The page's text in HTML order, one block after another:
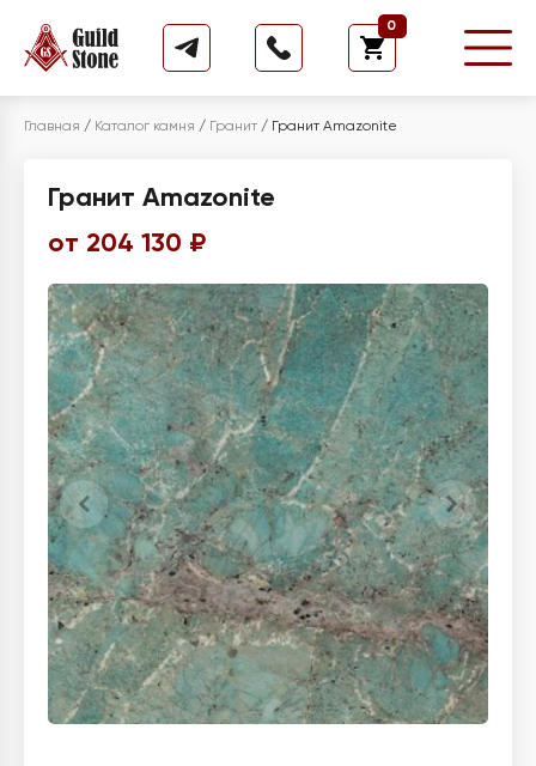
0
Главная / Каталог камня / Гранит / Гранит Amazonite
Гранит Amazonite
от 204 130 ₽